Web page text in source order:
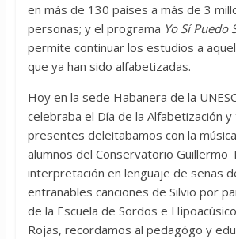
en más de 130 países a más de 3
personas; y el programa Yo Sí Puedo
permite continuar los estudios a
que ya han sido alfabetizadas.
Hoy en la sede Habanera de la
celebraba el Día de la Alfabetización
presentes deleitabamos con la
alumnos del Conservatorio Guillermo
interpretación en lenguaje de señas
entrañables canciones de Silvio por
de la Escuela de Sordos e
Rojas, recordamos al pedagógo y